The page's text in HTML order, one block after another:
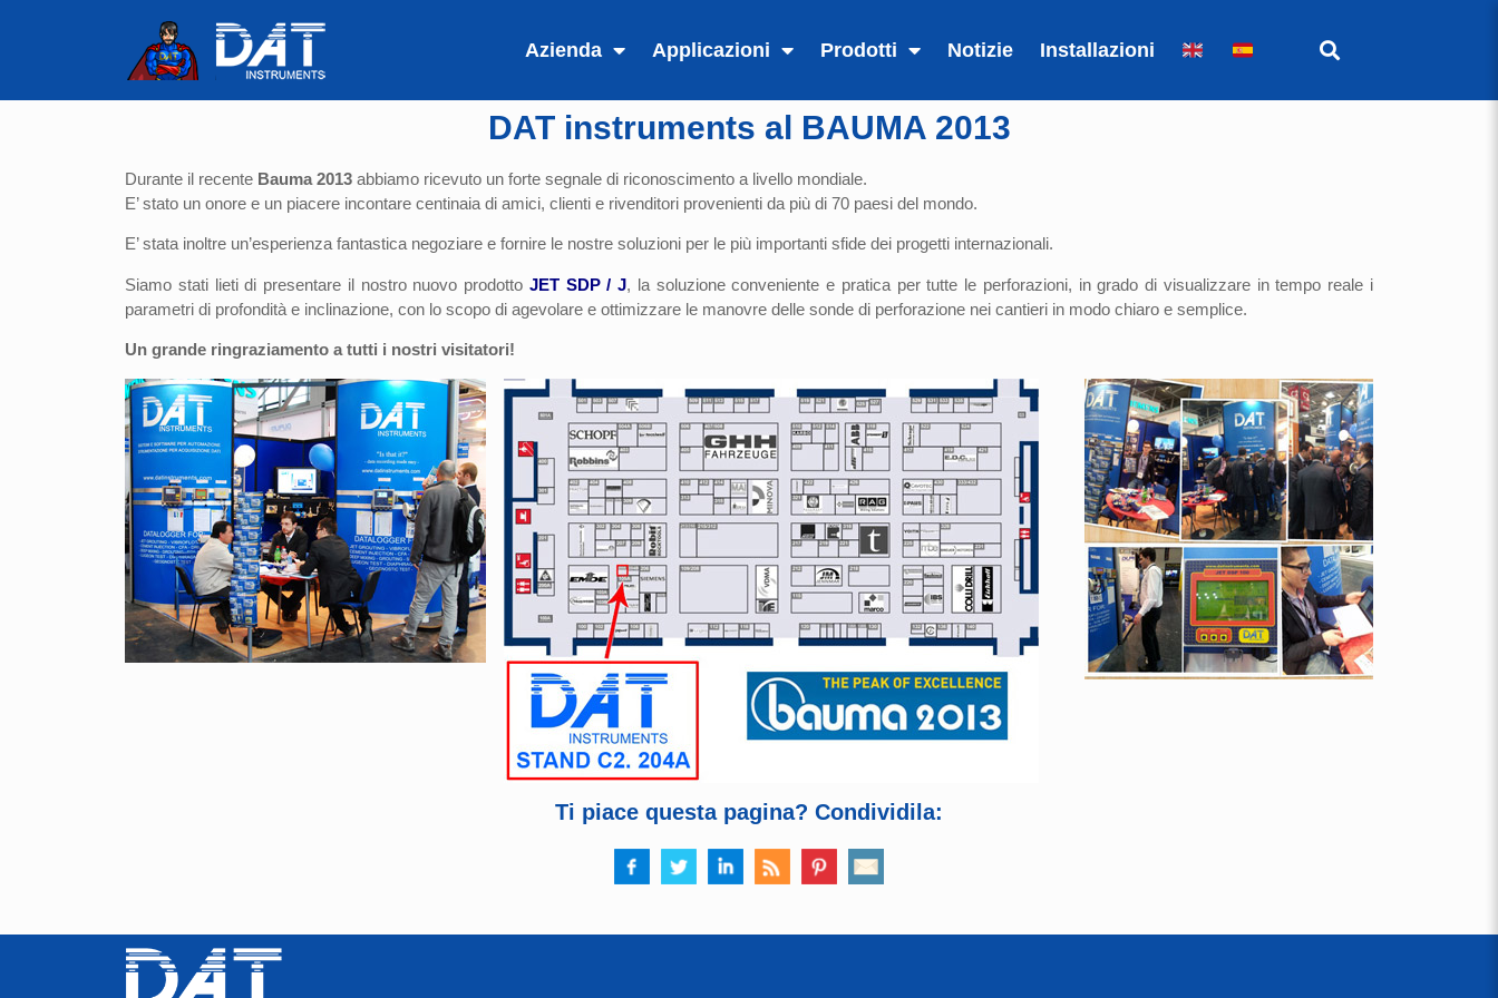
Azienda Applicazioni Prodotti Notizie Installazioni
DAT instruments al BAUMA 2013
Durante il recente Bauma 2013 abbiamo ricevuto un forte segnale di riconoscimento a livello mondiale.
E’ stato un onore e un piacere incontare centinaia di amici, clienti e rivenditori provenienti da più di 70 paesi del mondo.
E’ stata inoltre un’esperienza fantastica negoziare e fornire le nostre soluzioni per le più importanti sfide dei progetti internazionali.
Siamo stati lieti di presentare il nostro nuovo prodotto JET SDP / J, la soluzione conveniente e pratica per tutte le perforazioni, in grado di visualizzare in tempo reale i
parametri di profondità e inclinazione, con lo scopo di agevolare e ottimizzare le manovre delle sonde di perforazione nei cantieri in modo chiaro e semplice.
Un grande ringraziamento a tutti i nostri visitatori!
Ti piace questa pagina? Condividila: